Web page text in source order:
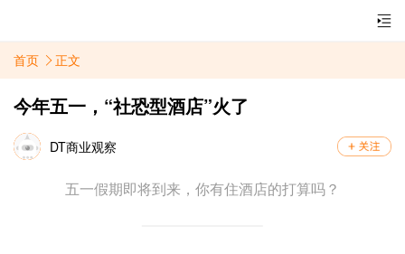
首页 正文
今年五一，“社恐型酒店”火了
DT商业观察
五一假期即将到来，你有住酒店的打算吗？